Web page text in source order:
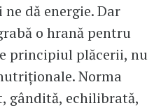
dă energie. Dar
o hrană pentru
principiul plăcerii, nu
Norma
gândită, echilibrată,